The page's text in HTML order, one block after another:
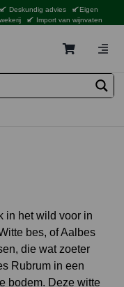
Deskundig advies
Eigen
Import van wijnvaten
in het wild voor in
bes, of Aalbes
die wat zoeter
Rubrum in een
bodem. Deze witte